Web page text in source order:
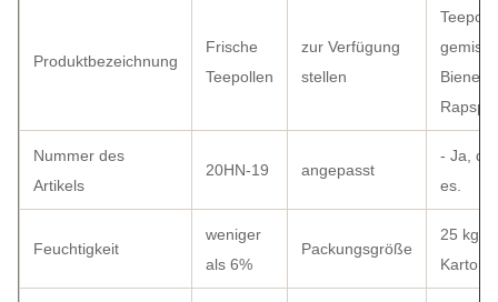
Produktbezeichnung
Frische
Teepollen
zur Verfügung
stellen
Nummer des
Artikels
20HN-19 angepasst
- Ja,
es.
Feuchtigkeit
weniger
als 6%
Packungsgröße
25 kg
Karton